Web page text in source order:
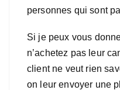
personnes qui sont
Si je peux vous
n’achetez pas leur
client ne veut rien
on leur envoyer une